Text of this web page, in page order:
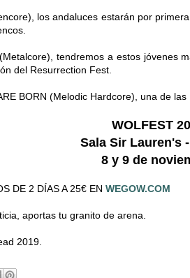
los andaluces estarán por
tendremos a estos jóvenes
del Resurrection Fest.
BORN (Melodic Hardcore), una de
WOLFEST
Sala Sir Lauren's
8 y 9 de
DE 2 DÍAS A 25€ EN WEGOW.COM
aportas tu granito de arena.
2019.